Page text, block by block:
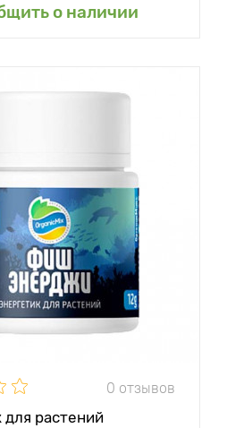
о наличии
0 отзывов
для растений